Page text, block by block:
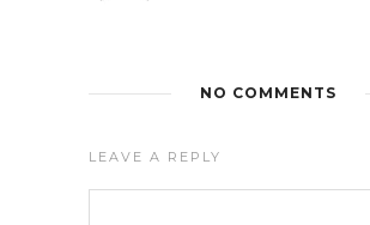
NO COMMENTS
LEAVE A REPLY